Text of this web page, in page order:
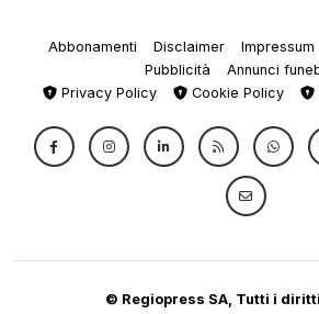
Abbonamenti Disclaimer Impressum
Pubblicità
Annunci
Privacy Policy
Cookie Policy
© Regiopress SA, Tutti i